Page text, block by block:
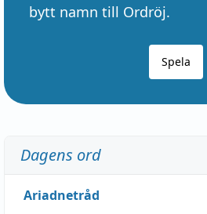
bytt namn till Ordröj.
Spela
Dagens ord
Ariadnetråd